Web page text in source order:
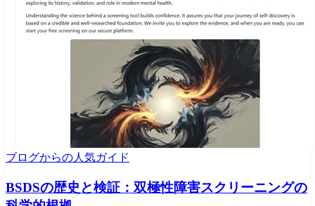
ブログからの人気ガイド
BSDSの歴史と検証：双極性障害スクリーニングの